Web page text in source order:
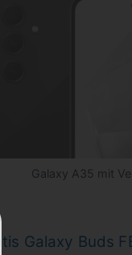
Galaxy A35 mit
Galaxy Buds